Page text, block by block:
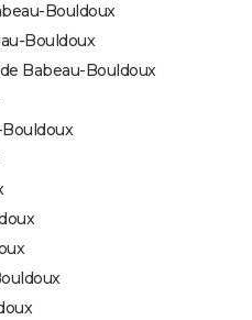
Bouldoux
Bouldoux
Babeau-Bouldoux